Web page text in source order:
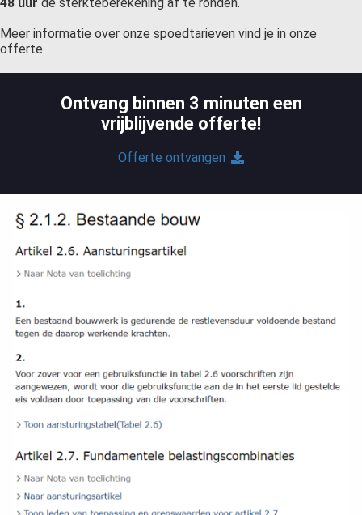
Meer informatie over onze spoedtarieven vind je in onze
offerte.
Ontvang binnen 3 minuten een
vrijblijvende offerte!
Offerte ontvangen